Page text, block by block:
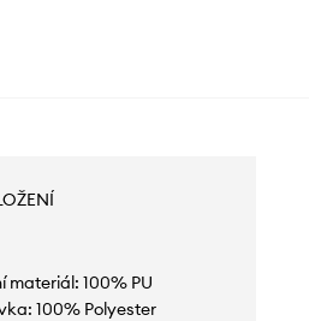
materiál: 100% PU
100% Polyester